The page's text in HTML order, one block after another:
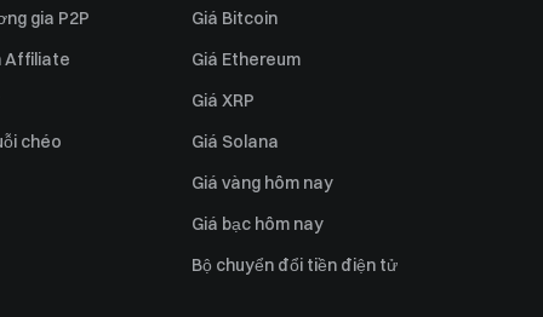
gia P2P
Affiliate
chéo
Giá Bitcoin
Giá Ethereum
Giá XRP
Giá Solana
Giá vàng hôm nay
Giá bạc hôm nay
Bộ chuyển đổi tiền điện tử